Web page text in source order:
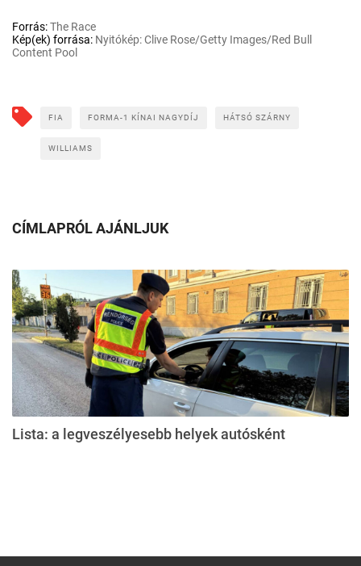
Forrás:The Race
Kép(ek) forrása: Nyitókép: Clive Rose/Getty Images/Red Bull
Content Pool
FIA FORMA-1 KÍNAI NAGYDÍJ HÁTSÓ SZÁRNY
WILLIAMS
CÍMLAPRÓL AJÁNLJUK
Lista: a legveszélyesebb helyek autósként